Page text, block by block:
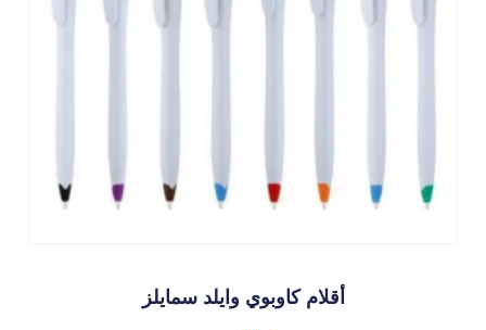
أقلام كاوبوي وايلد سمايلز